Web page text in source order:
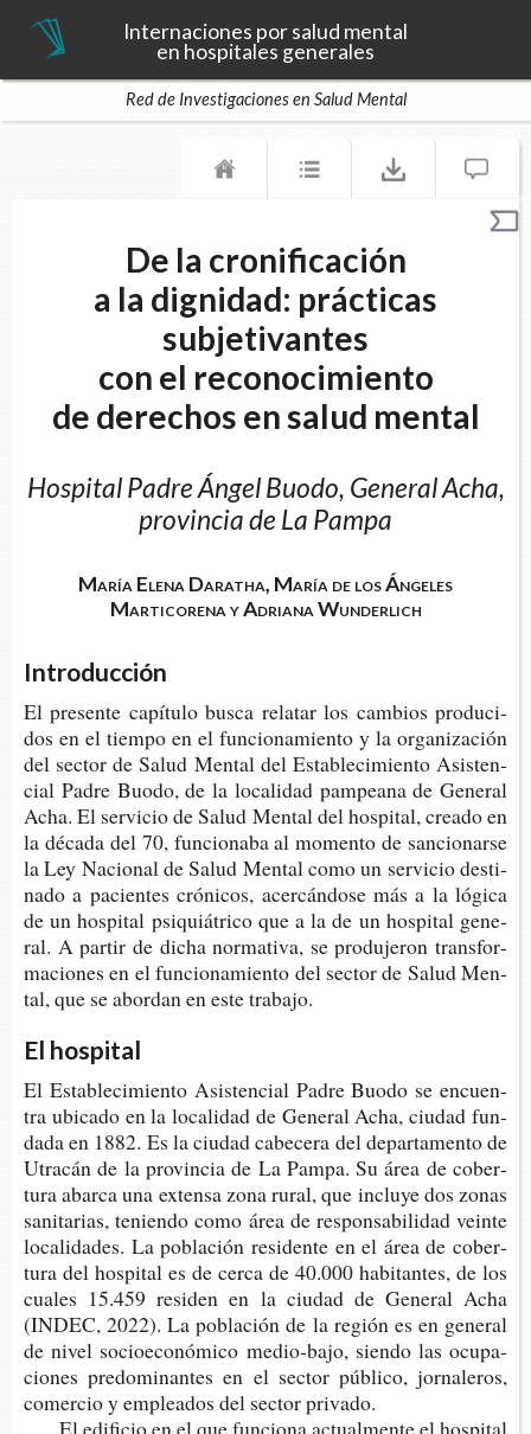
Internaciones por salud mental
en hospitales generales
Red de Investigaciones en Salud Mental
De la cronificación
a la dignidad: prácticas
subjetivantes
con el reconocimiento
de derechos en salud mental
Hospital Padre Ángel Buodo, General Acha,
provincia de La Pampa
María Elena Daratha, María de los Ángeles
Marticorena y Adriana Wunderlich
Introducción
El pre­sen­te capí­tu­lo busca rela­tar los cam­bios pro­du­ci­
dos en el tiem­po en el fun­cio­na­mien­to y la orga­ni­za­ción
del sec­tor de Salud Men­tal del Esta­ble­ci­mien­to Asis­ten­
cial Padre Buodo, de la loca­li­dad pam­pea­na de Gene­ral
Acha. El ser­vi­cio de Salud Men­tal del hos­pi­tal, crea­do en
la déca­da del 70, fun­cio­na­ba al momen­to de san­cio­nar­se
la Ley Nacio­nal de Salud Men­tal como un ser­vi­cio des­ti­
na­do a pacien­tes cró­ni­cos, acer­cán­do­se más a la lógi­ca
de un hos­pi­tal psi­quiá­tri­co que a la de un hos­pi­tal gene­
ral. A par­tir de dicha nor­ma­ti­va, se pro­du­je­ron trans­for­
ma­cio­nes en el fun­cio­na­mien­to del sec­tor de Salud Men­
tal, que se abor­dan en este trabajo.
El hospital
El Esta­ble­ci­mien­to Asis­ten­cial Padre Buodo se encuen­
tra ubi­ca­do en la loca­li­dad de Gene­ral Acha, ciu­dad fun­
da­da en 1882. Es la ciu­dad cabe­ce­ra del depar­ta­men­to de
Utra­cán de la pro­vin­cia de La Pampa. Su área de cober­
tu­ra abar­ca una exten­sa zona rural, que inclu­ye dos zonas
sani­ta­rias, tenien­do como área de res­pon­sa­bi­li­dad vein­te
loca­li­da­des. La pobla­ción resi­den­te en el área de cober­
tu­ra del hos­pi­tal es de cerca de 40.000 habi­tan­tes, de los
cua­les 15.459 resi­den en la ciu­dad de Gene­ral Acha
(INDEC, 2022). La pobla­ción de la región es en gene­ral
de nivel socio­eco­nó­mi­co medio-​bajo, sien­do las ocu­pa­
cio­nes pre­do­mi­nan­tes en el sec­tor públi­co, jor­na­le­ros,
comer­cio y emplea­dos del sec­tor privado.
El edi­fi­cio en el que fun­cio­na actual­men­te el hos­pi­tal